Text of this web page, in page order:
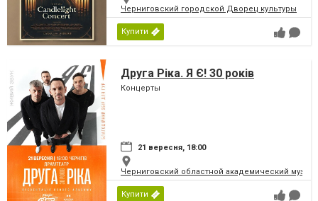
Черниговский городской Дворец культуры
Купити
Друга Ріка. Я Є! 30 років
Концерты
21 вересня, 18:00
Черниговский областной академический
Купити